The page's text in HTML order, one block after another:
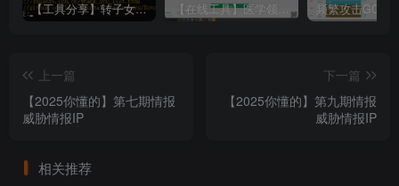
【工具分享】转子女神Rotor_Goddess 【在线工具】医学领域·心理症状自评量表SCL-90
上一篇
【2025你懂的】第七期情报
威胁情报IP
下一篇
【2025你懂的】第九期情报
威胁情报IP
相关推荐